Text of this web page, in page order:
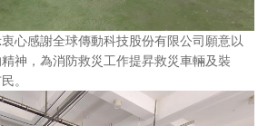
心感謝全球傳動科技股份有限公司願意以
神，為消防救災工作提昇救災車輛及裝
。